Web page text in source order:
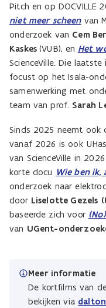
Pitch en op DOCVILLE
niet meer scheen van
onderzoek van Cem
Kaskes(VUB), en Het
ScienceVille. Die
focust op het Isala-
samenwerking met
team van prof. Sarah
Sinds 2025 neemt ook
vanaf 2026 is ook
van ScienceVille in
korte docu Wie ben ik,
onderzoek naar
door Liselotte Gezels
baseerde zich voor
van UGent-
Meer informatie
De kortfilms van
bekijken via